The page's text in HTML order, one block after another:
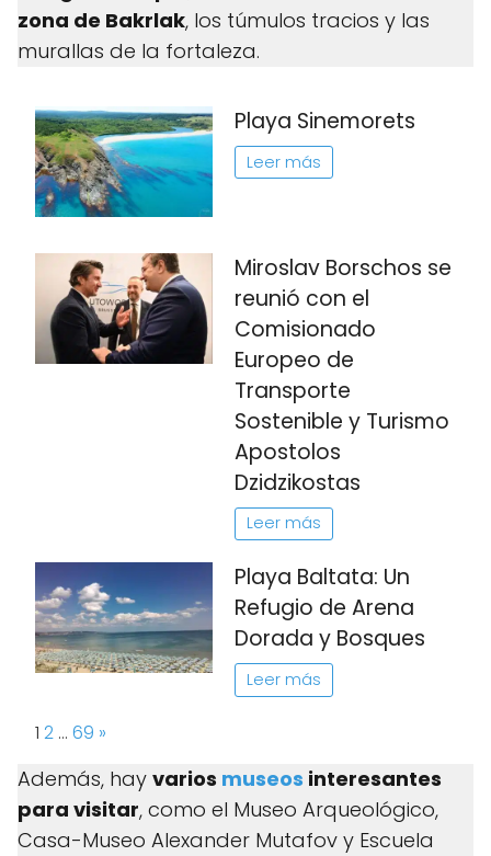
zona de Bakrlak, los túmulos tracios y las
murallas de la fortaleza.
Playa Sinemorets
Leer más
Miroslav Borschos se
reunió con el
Comisionado
Europeo de
Transporte
Sostenible y Turismo
Apostolos
Dzidzikostas
Leer más
Playa Baltata: Un
Refugio de Arena
Dorada y Bosques
Leer más
Page:
1 2 … 69 Next
»
Además, hay varios museos interesantes
para visitar, como el Museo Arqueológico,
Casa-Museo Alexander Mutafov y Escuela